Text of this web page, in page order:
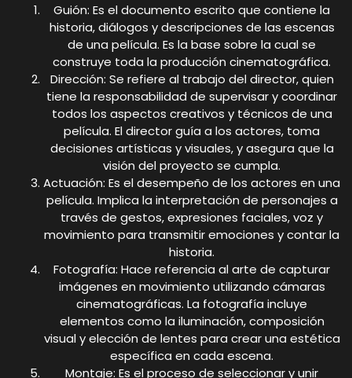
Guión: Es el documento escrito que contiene la
historia, diálogos y descripciones de las escenas
de una película. Es la base sobre la cual se
construye toda la producción cinematográfica.
Dirección: Se refiere al trabajo del director, quien
tiene la responsabilidad de supervisar y coordinar
todos los aspectos creativos y técnicos de una
película. El director guía a los actores, toma
decisiones artísticas y visuales, y asegura que la
visión del proyecto se cumpla.
Actuación: Es el desempeño de los actores en una
película. Implica la interpretación de personajes a
través de gestos, expresiones faciales, voz y
movimiento para transmitir emociones y contar la
historia.
Fotografía: Hace referencia al arte de capturar
imágenes en movimiento utilizando cámaras
cinematográficas. La fotografía incluye
elementos como la iluminación, composición
visual y elección de lentes para crear una estética
específica en cada escena.
Montaje: Es el proceso de seleccionar y unir